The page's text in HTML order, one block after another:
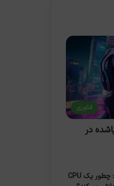
فناوری
در
معماری رایانه: چطور یک CPU